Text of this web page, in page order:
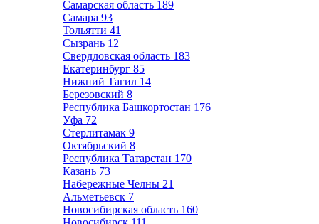
Самарская область 189
Самара 93
Тольятти 41
Сызрань 12
Свердловская область 183
Екатеринбург 85
Нижний Тагил 14
Березовский 8
Республика Башкортостан 176
Уфа 72
Стерлитамак 9
Октябрьский 8
Республика Татарстан 170
Казань 73
Набережные Челны 21
Альметьевск 7
Новосибирская область 160